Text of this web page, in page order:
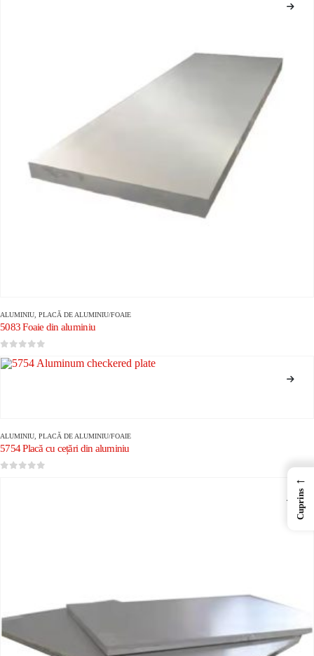
ALUMINIU PLACĂ DE ALUMINIU/FOAIE
5083 Foaie din aluminiu
ALUMINIU, PLACĂ DE ALUMINIU/FOAIE
5754 Placă cu cețări din aluminiu
←
Cuprins